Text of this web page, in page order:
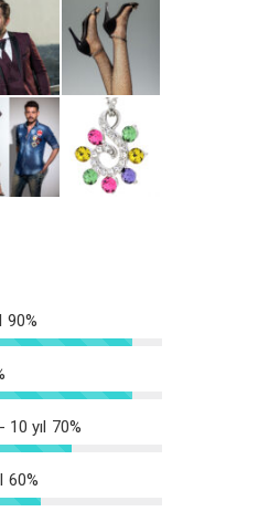
90%
yıl 70%
60%